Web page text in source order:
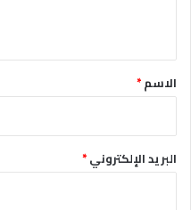
*الاسم*
البريد الإلكتروني*